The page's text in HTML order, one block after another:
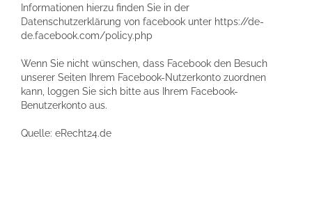
Informationen hierzu finden Sie in der
Datenschutzerklärung von facebook unter https://de-
de.facebook.com/policy.php
Wenn Sie nicht wünschen, dass Facebook den Besuch
unserer Seiten Ihrem Facebook-Nutzerkonto zuordnen
kann, loggen Sie sich bitte aus Ihrem Facebook-
Benutzerkonto aus.
Quelle: eRecht24.de